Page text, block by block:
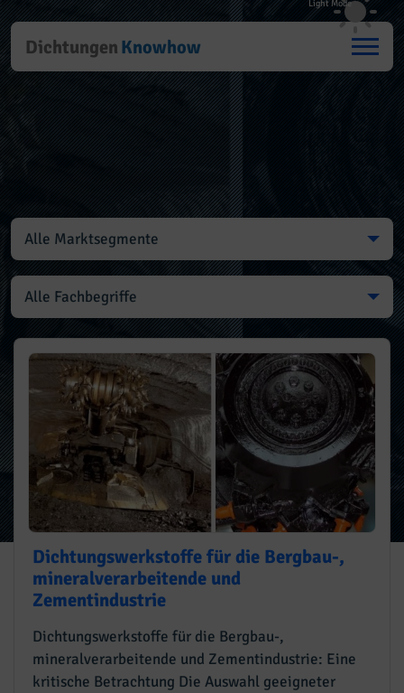
Dichtungen Knowhow
Alle Marktsegmente
Alle Fachbegriffe
Dichtungswerkstoffe für die Bergbau-,
mineralverarbeitende und
Zementindustrie
Dichtungswerkstoffe für die Bergbau-,
mineralverarbeitende und Zementindustrie: Eine
kritische Betrachtung Die Auswahl geeigneter